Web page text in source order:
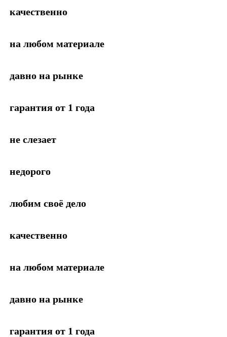
качественно
на любом материале
давно на рынке
гарантия от 1 года
не слезает
недорого
любим своё дело
качественно
на любом материале
давно на рынке
гарантия от 1 года